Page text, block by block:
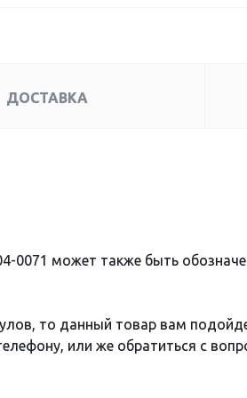
ДОСТАВКА
может также быть
то данный товар вам
или же обратиться с